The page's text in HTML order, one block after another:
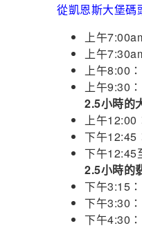
從凱恩斯大堡碼
上午
上午
上午8:00
上午9:30
2.5小時的
上午
下午12:45
下午12:45
2.5小時的
下午3:15
下午3:30
下午4:30